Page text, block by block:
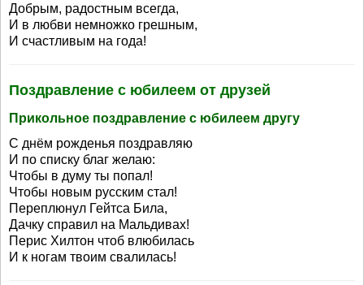
Добрым, радостным всегда,
И в любви немножко грешным,
И счастливым на года!
Поздравление с юбилеем от друзей
Прикольное поздравление с юбилеем другу
С днём рожденья поздравляю
И по списку благ желаю:
Чтобы в думу ты попал!
Чтобы новым русским стал!
Переплюнул Гейтса Била,
Дачку справил на Мальдивах!
Перис Хилтон чтоб влюбилась
И к ногам твоим свалилась!